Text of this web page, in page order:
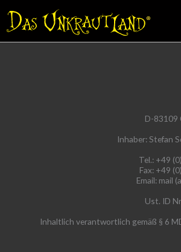
Inhalt
springen
D-83109
Inhaber: Stefan
Tel.: +49
Fax: +49
Email: mail
Ust. ID
Inhaltlich verantwortlich gemäß § 6